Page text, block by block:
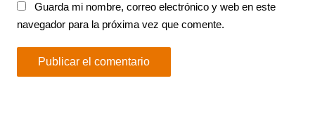
Guarda mi nombre, correo electrónico y web en este
navegador para la próxima vez que comente.